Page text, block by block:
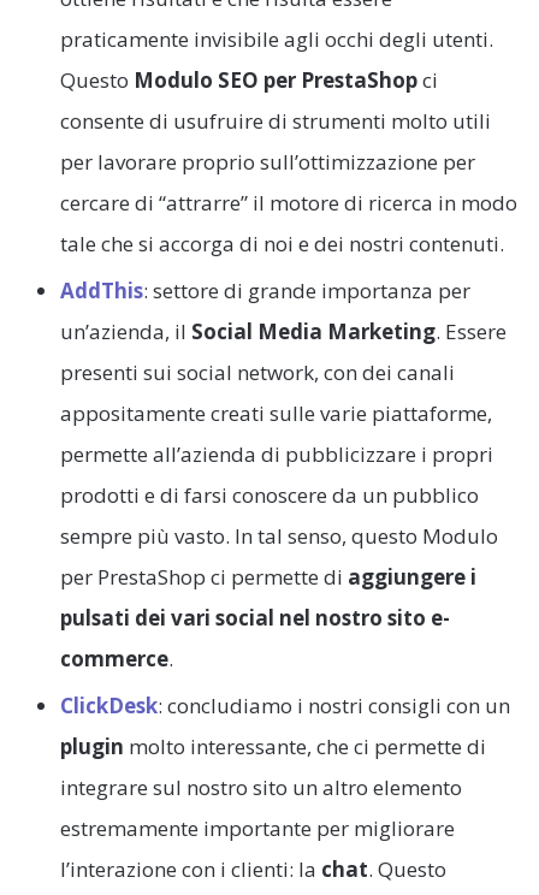
praticamente invisibile agli occhi degli utenti.
Questo Modulo SEO per PrestaShopci
consente di usufruire di strumenti molto utili
per lavorare proprio sull’ottimizzazione per
cercare di “attrarre” il motore di ricerca in modo
tale che si accorga di noi e dei nostri contenuti.
AddThis: settore di grande importanza per
un’azienda, il Social Media Marketing. Essere
presenti sui social network, con dei canali
appositamente creati sulle varie piattaforme,
permette all’azienda di pubblicizzare i propri
prodotti e di farsi conoscere da un pubblico
sempre più vasto. In tal senso, questo Modulo
per PrestaShop ci permette di aggiungere i
pulsati dei vari social nel nostro sito e-
commerce.
ClickDesk: concludiamo i nostri consigli con un
plugin molto interessante, che ci permette di
integrare sul nostro sito un altro elemento
estremamente importante per migliorare
l’interazione con i clienti: la chat. Questo